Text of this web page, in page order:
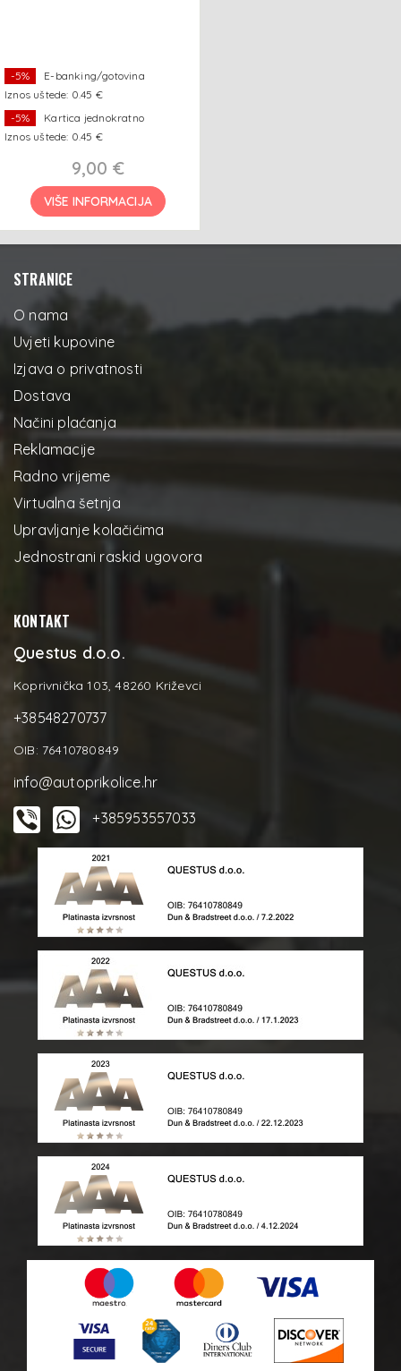
-5%
E-banking/gotovina
Iznos uštede: 0.45 €
-5%
Kartica jednokratno
Iznos uštede: 0.45 €
9,00 €
VIŠE INFORMACIJA
STRANICE
O nama
Uvjeti kupovine
Izjava o privatnosti
Dostava
Načini plaćanja
Reklamacije
Radno vrijeme
Virtualna šetnja
Upravljanje kolačićima
Jednostrani raskid ugovora
KONTAKT
Questus d.o.o.
Koprivnička 103, 48260 Križevci
+38548270737
OIB: 76410780849
info@autoprikolice.hr
+385953557033